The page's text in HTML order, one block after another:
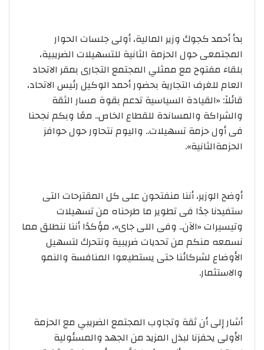
بدأ أحمد كجوك وزير المالية، أولى جلسات الحوار
المجتمعى حول الحزمة الثانية للتسهيلات الضريبية،
بلقاء مفتوح مع ممثلي المجتمع التجارى بمقر الاتحاد
العام للغرف التجارية بحضور أحمد الوكيل رئيس الاتحاد،
قائلاً: «القيادة السياسية تدعم بقوة مسار الثقة
والشراكة والمساندة للقطاع الخاص.. معًا وبكم نجحنا
فى أول حزمة تسهيلات.. واليوم نتحاور حول حوافز
الحزمةالثانية».
أوضح الوزير، أننا منفتحون على كل المقترحات التى
ستفيدنا جدًا فى تطوير ما طرحناه من تسهيلات
وتيسيرات «الآن.. وفى اللى جاى»، مؤكدًا أننا ننطلق مما
نسمعه منكم من تحديات ضريبية ونتحرك لتسهيل
الأوضاع لشركائنا حتى يستطيعوا المنافسة والنمو
والاستثمار.
أشار إلى أن ثقة وتجاوب المجتمع الضريبي مع الحزمة
الأولى يحفزنا لبذل المزيد من الجهد والمسئولية